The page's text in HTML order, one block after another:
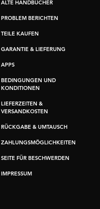
ALTE HANDBÜCHER
PROBLEM BERICHTEN
TEILE KAUFEN
GARANTIE & LIEFERUNG
APPS
BEDINGUNGEN UND
KONDITIONEN
LIEFERZEITEN &
VERSANDKOSTEN
RÜCKGABE & UMTAUSCH
ZAHLUNGSMÖGLICHKEITEN
SEITE FÜR BESCHWERDEN
IMPRESSUM